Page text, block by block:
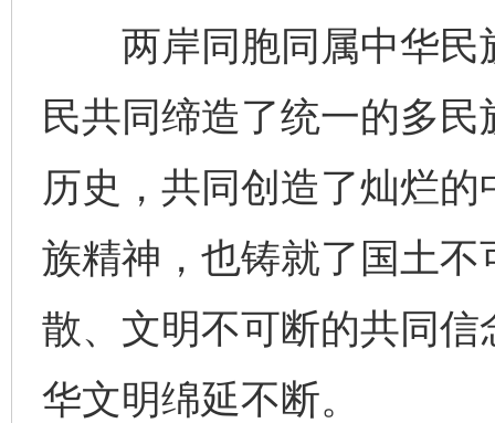
两岸同胞同属中华民
民共同缔造了统一的多
历史，共同创造了灿烂
族精神，也铸就了国土
散、文明不可断的共同
华文明绵延不断。